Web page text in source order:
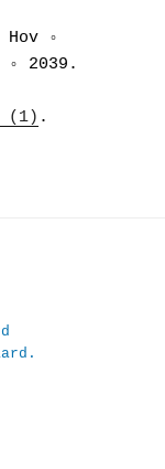
◦
2039.
(1) .